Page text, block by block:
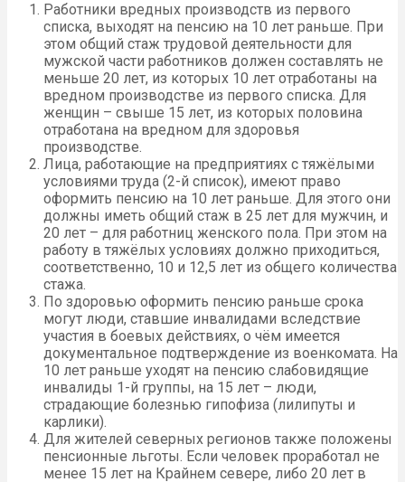
Работники вредных производств из первого
списка, выходят на пенсию на 10 лет раньше. При
этом общий стаж трудовой деятельности для
мужской части работников должен составлять не
меньше 20 лет, из которых 10 лет отработаны на
вредном производстве из первого списка. Для
женщин – свыше 15 лет, из которых половина
отработана на вредном для здоровья
производстве.
Лица, работающие на предприятиях с тяжёлыми
условиями труда (2-й список), имеют право
оформить пенсию на 10 лет раньше. Для этого они
должны иметь общий стаж в 25 лет для мужчин, и
20 лет – для работниц женского пола. При этом на
работу в тяжёлых условиях должно приходиться,
соответственно, 10 и 12,5 лет из общего количества
стажа.
По здоровью оформить пенсию раньше срока
могут люди, ставшие инвалидами вследствие
участия в боевых действиях, о чём имеется
документальное подтверждение из военкомата. На
10 лет раньше уходят на пенсию слабовидящие
инвалиды 1-й группы, на 15 лет – люди,
страдающие болезнью гипофиза (лилипуты и
карлики).
Для жителей северных регионов также положены
пенсионные льготы. Если человек проработал не
менее 15 лет на Крайнем севере, либо 20 лет в